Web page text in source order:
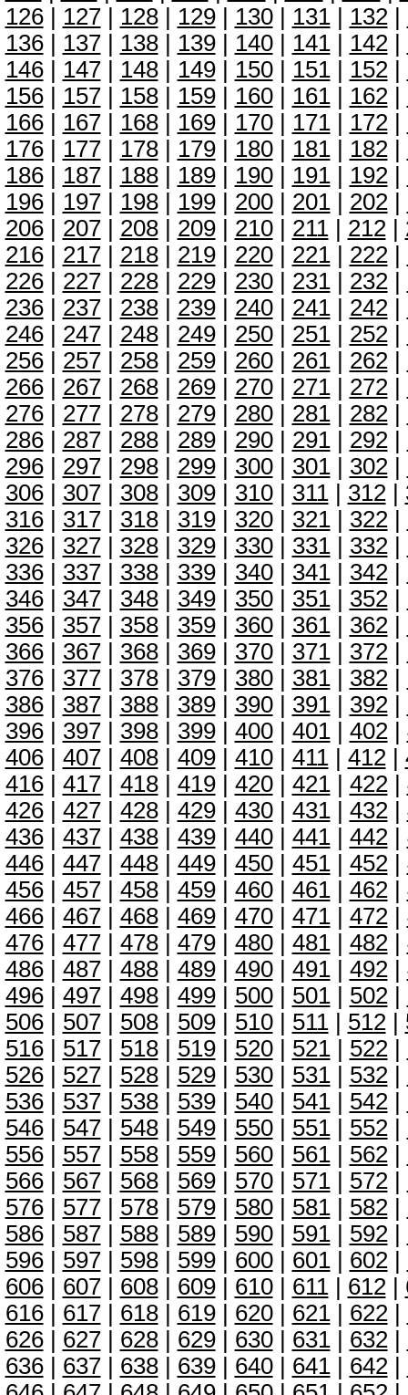
126| 127| 128| 129| 130| 131| 132|
136| 137| 138| 139| 140| 141| 142|
146| 147| 148| 149| 150| 151| 152|
156| 157| 158| 159| 160| 161| 162|
166| 167| 168| 169| 170| 171| 172|
176| 177| 178| 179| 180| 181| 182|
186| 187| 188| 189| 190| 191| 192|
196| 197| 198| 199| 200| 201| 202|
206| 207| 208| 209| 210| 211| 212|
216| 217| 218| 219| 220| 221| 222|
226| 227| 228| 229| 230| 231| 232|
236| 237| 238| 239| 240| 241| 242|
246| 247| 248| 249| 250| 251| 252|
256| 257| 258| 259| 260| 261| 262|
266| 267| 268| 269| 270| 271| 272|
276| 277| 278| 279| 280| 281| 282|
286| 287| 288| 289| 290| 291| 292|
296| 297| 298| 299| 300| 301| 302|
306| 307| 308| 309| 310| 311| 312|
316| 317| 318| 319| 320| 321| 322|
326| 327| 328| 329| 330| 331| 332|
336| 337| 338| 339| 340| 341| 342|
346| 347| 348| 349| 350| 351| 352|
356| 357| 358| 359| 360| 361| 362|
366| 367| 368| 369| 370| 371| 372|
376| 377| 378| 379| 380| 381| 382|
386| 387| 388| 389| 390| 391| 392|
396| 397| 398| 399| 400| 401| 402|
406| 407| 408| 409| 410| 411| 412|
416| 417| 418| 419| 420| 421| 422|
426| 427| 428| 429| 430| 431| 432|
436| 437| 438| 439| 440| 441| 442|
446| 447| 448| 449| 450| 451| 452|
456| 457| 458| 459| 460| 461| 462|
466| 467| 468| 469| 470| 471| 472|
476| 477| 478| 479| 480| 481| 482|
486| 487| 488| 489| 490| 491| 492|
496| 497| 498| 499| 500| 501| 502|
506| 507| 508| 509| 510| 511| 512|
516| 517| 518| 519| 520| 521| 522|
526| 527| 528| 529| 530| 531| 532|
536| 537| 538| 539| 540| 541| 542|
546| 547| 548| 549| 550| 551| 552|
556| 557| 558| 559| 560| 561| 562|
566| 567| 568| 569| 570| 571| 572|
576| 577| 578| 579| 580| 581| 582|
586| 587| 588| 589| 590| 591| 592|
596| 597| 598| 599| 600| 601| 602|
606| 607| 608| 609| 610| 611| 612|
616| 617| 618| 619| 620| 621| 622|
626| 627| 628| 629| 630| 631| 632|
636| 637| 638| 639| 640| 641| 642|